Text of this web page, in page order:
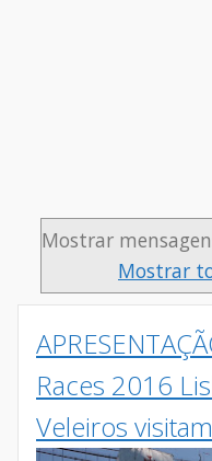
Mostrar
Mostrar
Races 2016
Veleiros